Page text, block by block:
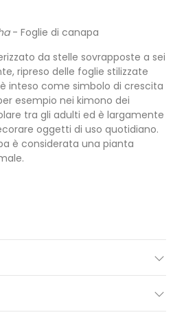
- Foglie di canapa
da stelle sovrapposte a sei
ripreso delle foglie stilizzate
inteso come simbolo di crescita
esempio nei kimono dei
tra gli adulti ed è largamente
oggetti di uso quotidiano.
è considerata una pianta